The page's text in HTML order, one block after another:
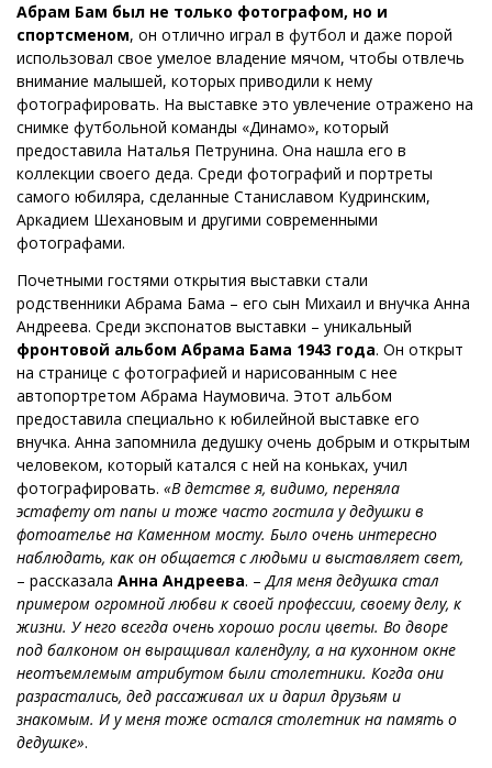
Абрам Бам был не только фотографом, но и
спортсменом, он отлично играл в футбол и даже порой
использовал свое умелое владение мячом, чтобы отвлечь
внимание малышей, которых приводили к нему
фотографировать. На выставке это увлечение отражено на
снимке футбольной команды «Динамо», который
предоставила Наталья Петрунина. Она нашла его в
коллекции своего деда. Среди фотографий и портреты
самого юбиляра, сделанные Станиславом Кудринским,
Аркадием Шехановым и другими современными
фотографами.
Почетными гостями открытия выставки стали
родственники Абрама Бама – его сын Михаил и внучка Анна
Андреева. Среди экспонатов выставки – уникальный
фронтовой альбом Абрама Бама 1943 года. Он открыт
на странице с фотографией и нарисованным с нее
автопортретом Абрама Наумовича. Этот альбом
предоставила специально к юбилейной выставке его
внучка. Анна запомнила дедушку очень добрым и открытым
человеком, который катался с ней на коньках, учил
фотографировать. «В детстве я, видимо, переняла
эстафету от папы и тоже часто гостила у дедушки в
фотоателье на Каменном мосту. Было очень интересно
наблюдать, как он общается с людьми и выставляет свет,
– рассказала Анна Андреева. – Для меня дедушка стал
примером огромной любви к своей профессии, своему делу, к
жизни. У него всегда очень хорошо росли цветы. Во дворе
под балконом он выращивал календулу, а на кухонном окне
неотъемлемым атрибутом были столетники. Когда они
разрастались, дед рассаживал их и дарил друзьям и
знакомым. И у меня тоже остался столетник на память о
дедушке».